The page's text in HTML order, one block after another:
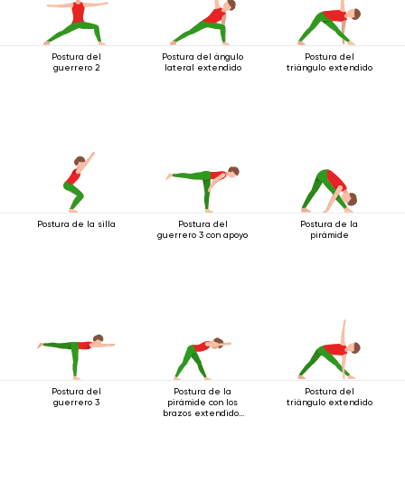
Postura del
guerrero 2
Postura del ángulo
lateral extendido
Postura del
triángulo extendido
Postura de la silla
Postura del
guerrero 3 con apoyo
Postura de la
pirámide
Postura del
guerrero 3
Postura de la
pirámide con los
brazos extendidos
Postura del
triángulo extendido